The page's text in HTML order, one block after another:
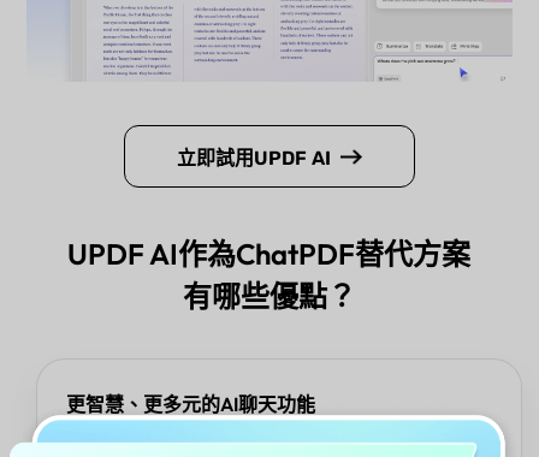
立即試用UPDF AI
UPDF AI作為ChatPDF替代方案
有哪些優點？
更智慧、更多元的AI聊天功能
UPDF AI讓您能與PDF聊天、即時翻譯整份文件、將內容轉換為心